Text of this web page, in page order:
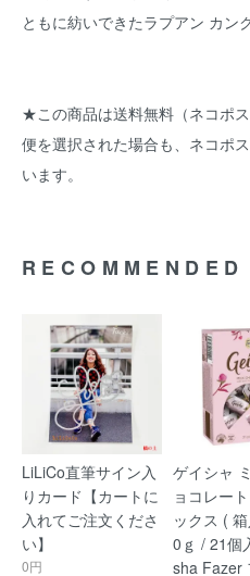
ともに紡いできたラプアン カン
★この商品は送料無料（ネコポ
便を選択された場合も、ネコポ
います。
LiLiCo直筆サイン入
りカード【カートに
入れてご注文くださ
い】
0円
ゲイシャ
ョコレー
ックス (
0ｇ / 21個
sha Fazer